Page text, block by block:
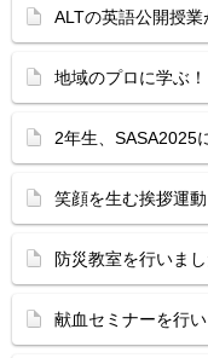
ALTの英語公開授
地域のプロに学ぶ
2年生、SASA2025
笑顔を生む挨拶運動
防災教室を行いま
献血セミナーを行